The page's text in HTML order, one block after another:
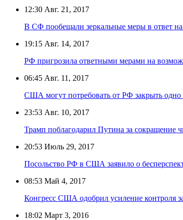
12:30 Авг. 21, 2017
В СФ пообещали зеркальные меры в ответ
19:15 Авг. 14, 2017
РФ пригрозила ответными мерами на
06:45 Авг. 11, 2017
США могут потребовать от РФ закрыть одно
23:53 Авг. 10, 2017
Трамп поблагодарил Путина за
20:53 Июль 29, 2017
Посольство РФ в США заявило о
08:53 Май 4, 2017
Конгресс США одобрил усиление контроля
18:02 Март 3, 2016